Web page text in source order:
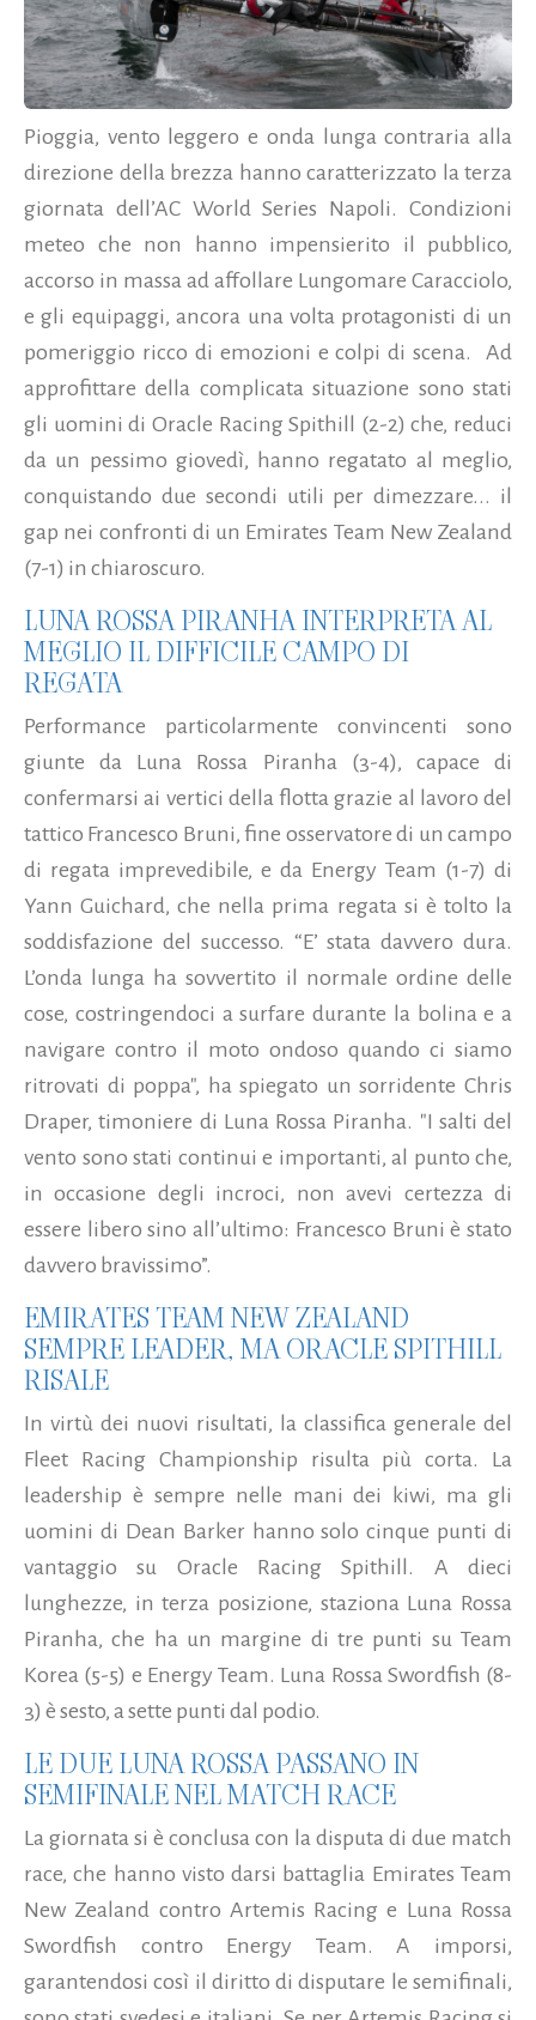
Pioggia, vento leggero e onda lunga contraria alla
direzione della brezza hanno caratterizzato la terza
giornata dell’AC World Series Napoli. Condizioni
meteo che non hanno impensierito il pubblico,
accorso in massa ad affollare Lungomare Caracciolo,
e gli equipaggi, ancora una volta protagonisti di un
pomeriggio ricco di emozioni e colpi di scena. Ad
approfittare della complicata situazione sono stati
gli uomini di Oracle Racing Spithill (2-2) che, reduci
da un pessimo giovedì, hanno regatato al meglio,
conquistando due secondi utili per dimezzare... il
gap nei confronti di un Emirates Team New Zealand
(7-1) in chiaroscuro.
LUNA ROSSA PIRANHA INTERPRETA AL
MEGLIO IL DIFFICILE CAMPO DI
REGATA
Performance particolarmente convincenti sono
giunte da Luna Rossa Piranha (3-4), capace di
confermarsi ai vertici della flotta grazie al lavoro del
tattico Francesco Bruni, fine osservatore di un campo
di regata imprevedibile, e da Energy Team (1-7) di
Yann Guichard, che nella prima regata si è tolto la
soddisfazione del successo. “E’ stata davvero dura.
L’onda lunga ha sovvertito il normale ordine delle
cose, costringendoci a surfare durante la bolina e a
navigare contro il moto ondoso quando ci siamo
ritrovati di poppa", ha spiegato un sorridente Chris
Draper, timoniere di Luna Rossa Piranha. "I salti del
vento sono stati continui e importanti, al punto che,
in occasione degli incroci, non avevi certezza di
essere libero sino all’ultimo: Francesco Bruni è stato
davvero bravissimo”.
EMIRATES TEAM NEW ZEALAND
SEMPRE LEADER, MA ORACLE SPITHILL
RISALE
In virtù dei nuovi risultati, la classifica generale del
Fleet Racing Championship risulta più corta. La
leadership è sempre nelle mani dei kiwi, ma gli
uomini di Dean Barker hanno solo cinque punti di
vantaggio su Oracle Racing Spithill. A dieci
lunghezze, in terza posizione, staziona Luna Rossa
Piranha, che ha un margine di tre punti su Team
Korea (5-5) e Energy Team. Luna Rossa Swordfish (8-
3) è sesto, a sette punti dal podio.
LE DUE LUNA ROSSA PASSANO IN
SEMIFINALE NEL MATCH RACE
La giornata si è conclusa con la disputa di due match
race, che hanno visto darsi battaglia Emirates Team
New Zealand contro Artemis Racing e Luna Rossa
Swordfish contro Energy Team. A imporsi,
garantendosi così il diritto di disputare le semifinali,